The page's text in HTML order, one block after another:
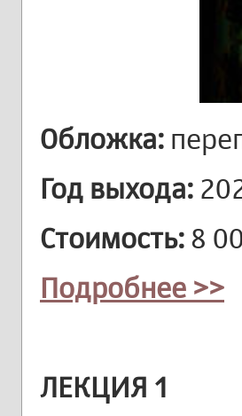
Обложка:
Год выхода:
Стоимость: 8
Подробнее >>
ЛЕКЦИЯ 1